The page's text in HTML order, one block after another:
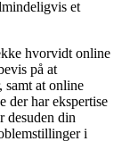
et
hvorvidt online
på at
samt at online
der har ekspertise
desuden din
i